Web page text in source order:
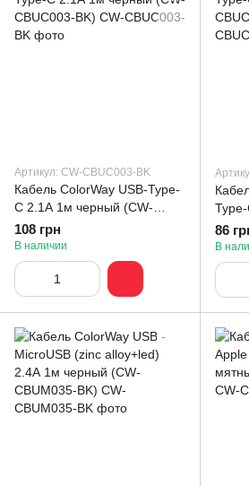
Артикул: CW-CBUC003-BK
Кабель ColorWay USB-Type-
C 2.1А 1м черный (CW-
CBUC003-BK)
108 грн
В наличии
86
В